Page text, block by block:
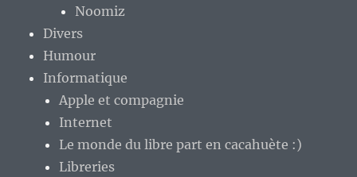
Noomiz
Divers
Humour
Informatique
Apple et compagnie
Internet
Le monde du libre part en cacahuète :)
Libreries